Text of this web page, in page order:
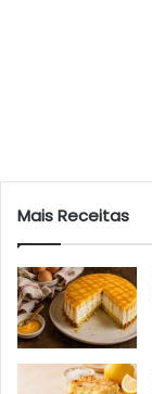
Mais Receitas